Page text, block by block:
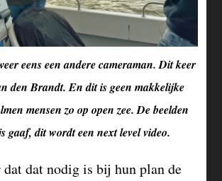
eens een andere cameraman. Dit keer
den Brandt. En dit is geen makkelijke
mensen zo op open zee. De beelden
gaaf, dit wordt een next level video.
dat nodig is bij hun plan de